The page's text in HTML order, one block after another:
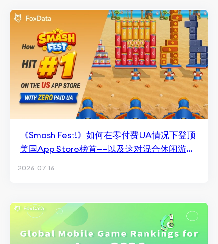
《Smash Fest!》如何在零付费UA情况下登顶
美国App Store榜首——以及这对混合休闲游戏
2026-07-16